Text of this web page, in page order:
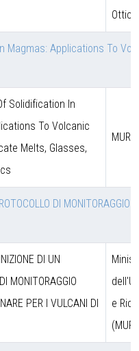
Ottica
Magmas: Applications To
Solidification In
To Volcanic
Melts, Glasses,
MUR
DI MONITORAGGIO
DI UN
MONITORAGGIO
PER I VULCANI DI
e
(MUR)